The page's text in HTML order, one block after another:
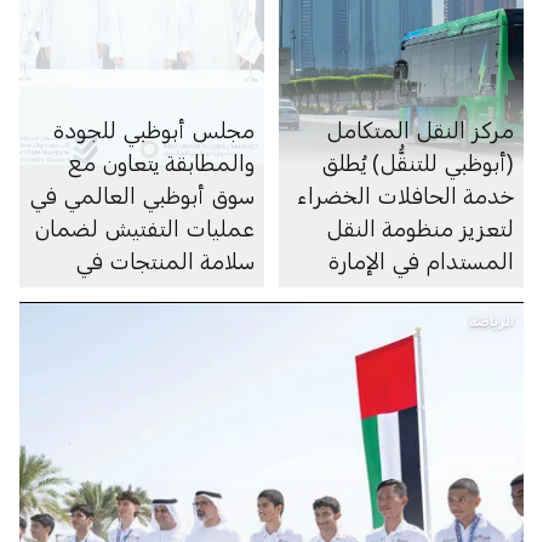
مركز النقل المتكامل
(أبوظبي للتنقُّل) يُطلق
خدمة الحافلات الخضراء
لتعزيز منظومة النقل
المستدام في الإمارة
مجلس أبوظبي للجودة
والمطابقة يتعاون مع
سوق أبوظبي العالمي في
عمليات التفتيش لضمان
سلامة المنتجات في
الرياضة